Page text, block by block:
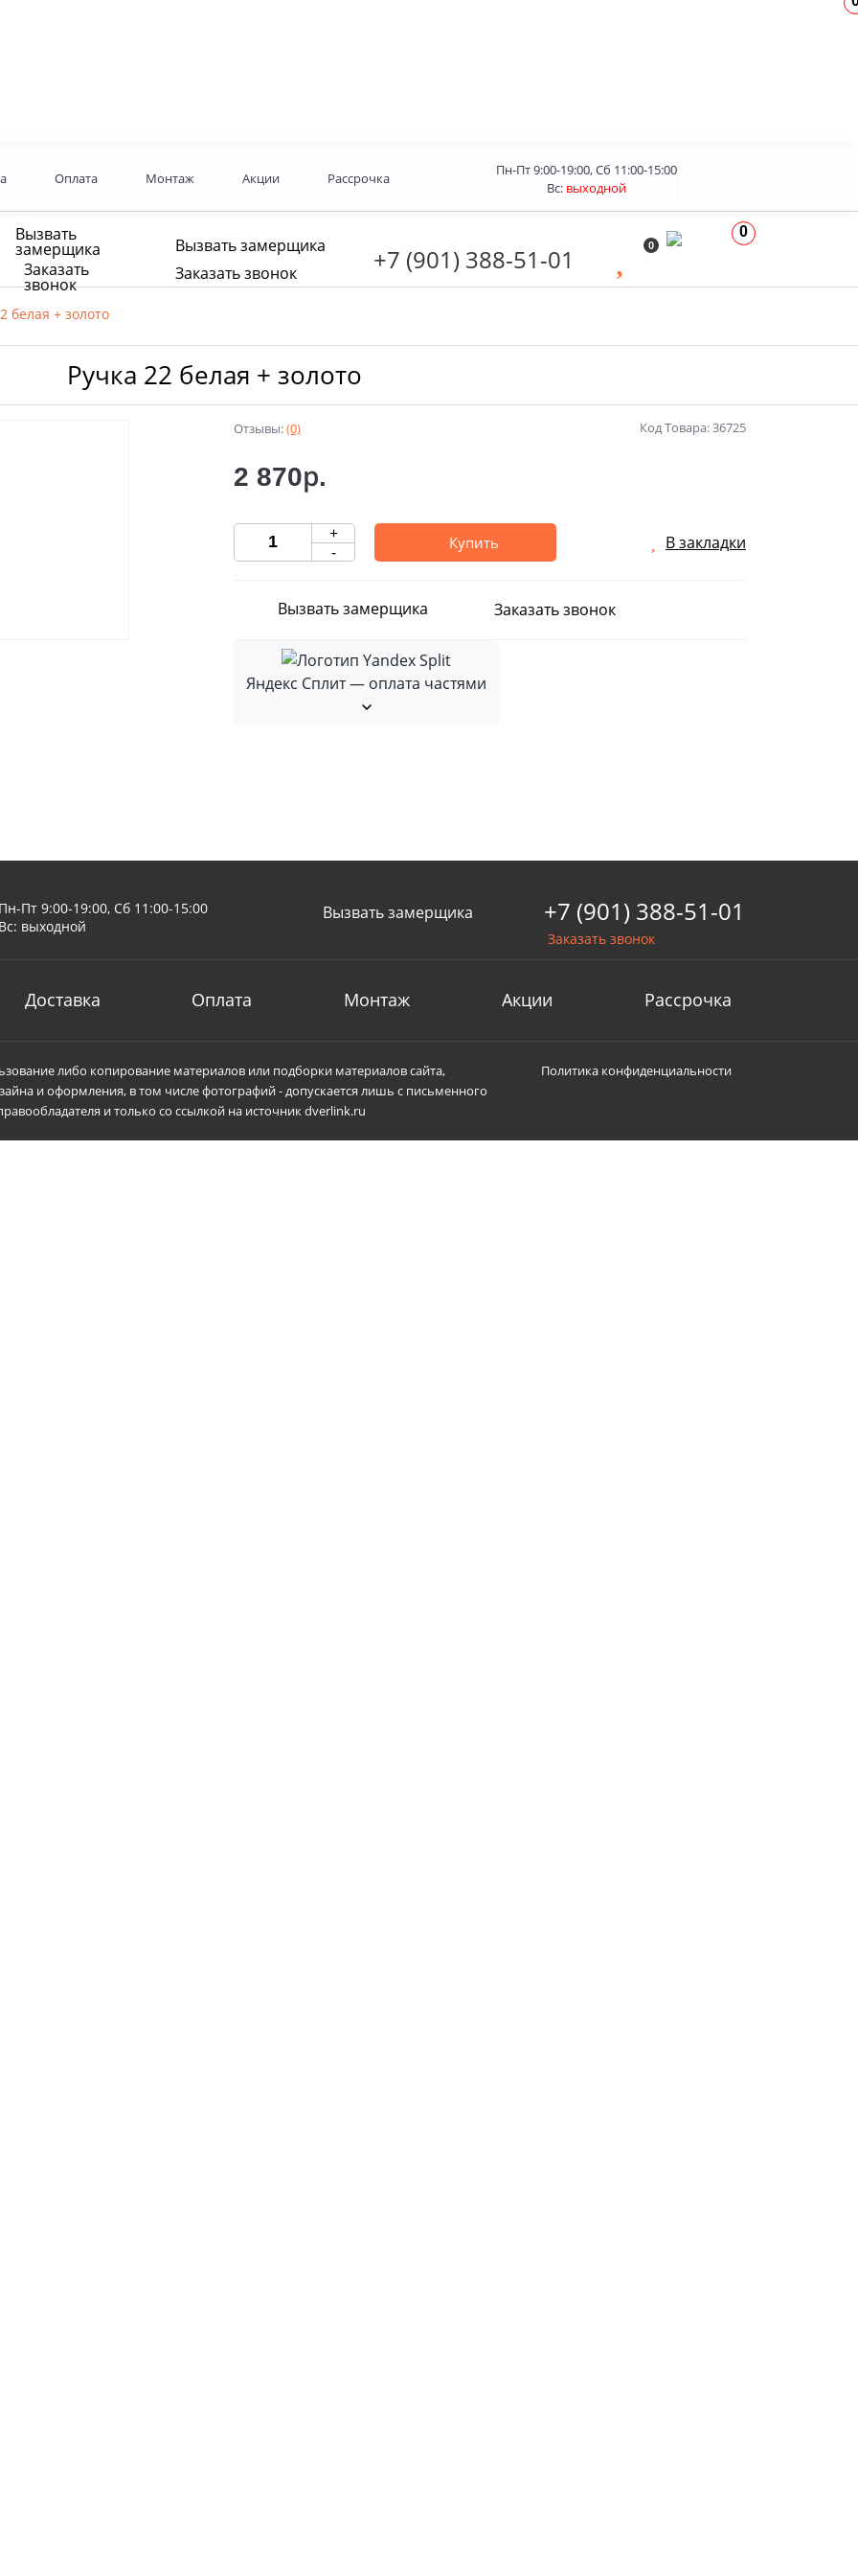
Оплата Монтаж Акции Рассрочка
Пн-Пт 9:00-19:00, Сб 11:00-15:00
Вс: выходной
Вызвать
замерщика
Заказать
звонок
Вызвать замерщика
Заказать звонок
+7 (901) 388-51-01 0
0
белая + золото
Ручка 22 белая + золото
Отзывы:(0) Код Товара: 36725
2 870р.
+
-
Купить В закладки
Вызвать замерщика Заказать звонок
Яндекс Сплит — оплата частями
Пн-Пт 9:00-19:00, Сб 11:00-15:00
Вс: выходной
Вызвать замерщика +7 (901) 388-51-01
Заказать звонок
Доставка Оплата Монтаж Акции Рассрочка
либо копирование материалов или подборки материалов сайта,
и оформления, в том числе фотографий - допускается лишь с письменного
и только со ссылкой на источник dverlink.ru
Политика конфиденциальности